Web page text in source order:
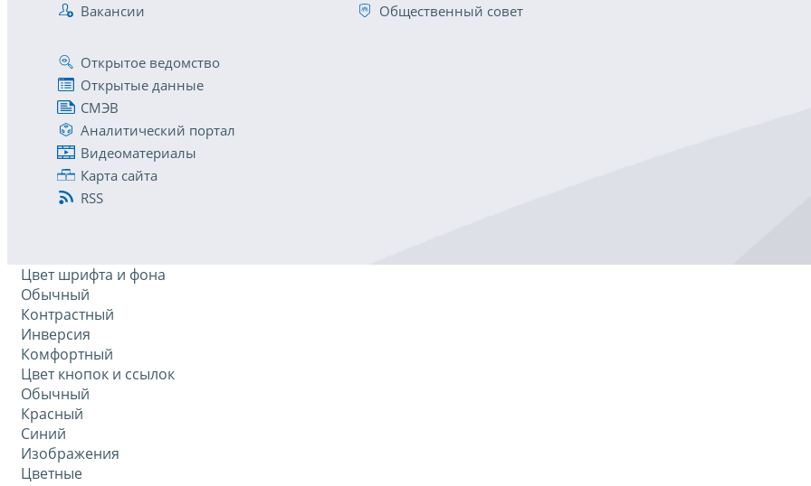
Вакансии
Общественный совет
Открытое ведомство
Открытые данные
СМЭВ
Аналитический портал
Видеоматериалы
Карта сайта
RSS
Цвет шрифта и фона
Обычный
Контрастный
Инверсия
Комфортный
Цвет кнопок и ссылок
Обычный
Красный
Синий
Изображения
Цветные